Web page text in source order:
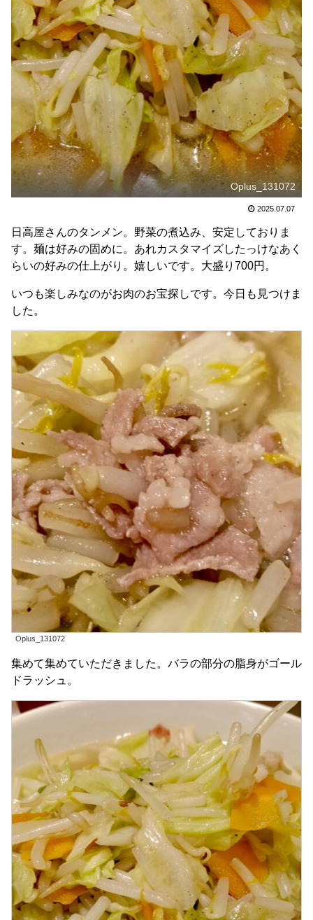
Oplus_131072
2025.07.07
日高屋さんのタンメン。野菜の煮込み、安定しておりま
す。麺は好みの固めに。あれカスタマイズしたっけなあく
らいの好みの仕上がり。嬉しいです。大盛り700円。
いつも楽しみなのがお肉のお宝探しです。今日も見つけま
した。
Oplus_131072
集めて集めていただきました。バラの部分の脂身がゴール
ドラッシュ。